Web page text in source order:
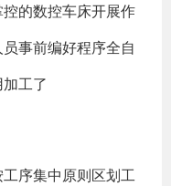
的数控车床开展作
事前编好程序全自
工了
序集中原则区划工